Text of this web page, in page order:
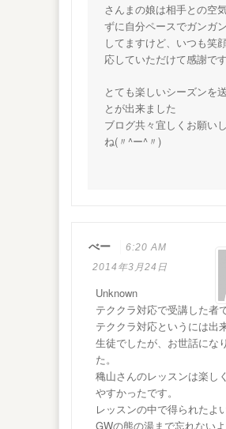
さんまの娘は相手との空
ずに自分ペースでガンガ
してますけど、いつも笑
応していただけて感謝です
とても楽しいシーズンを
とが出来ました
ブログ共々宜しくお願い
ね(〃^ー^〃)
べー
6:20 AM
2014年3月24日
Unknown
テククラ対応で受講した者で
テククラ対応というには出
生徒でしたが、お世話にな
た。
穐山さんのレッスンは楽し
やすかったです。
レッスンの中で得られたよ
GWの熊の湯まで忘れないよ